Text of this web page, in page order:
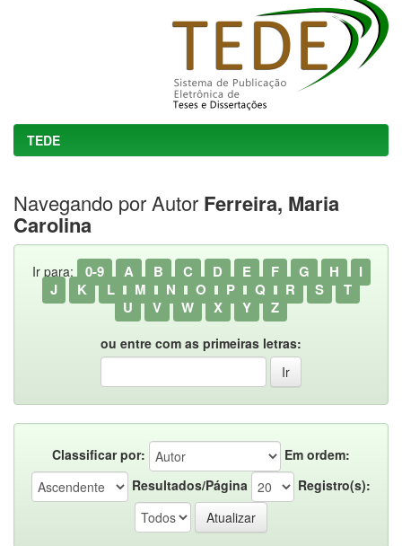
TEDE
Navegando por Autor Ferreira, Maria
Carolina
Ir para: 0-9 A B C D E F G H
I
J
K L M N O P Q R S
T
U
V W X Y Z
ou entre com as primeiras letras:
Classificar por:
Em ordem:
Resultados/Página
Registro(s):